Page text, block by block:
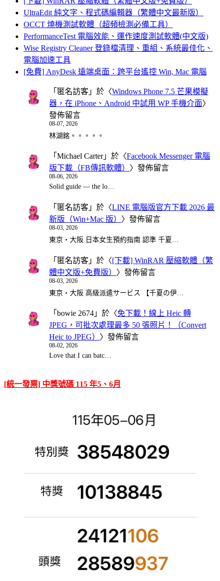
UltraEdit 純文字、程式碼編輯器（繁體中文最新版）
OCCT 燒機測試軟體（超頻檢測必備工具）
PerformanceTest 電腦效能、運作速度測試軟體(中文版)
Wise Registry Cleaner 登錄檔清理、重組、系統最佳化、
電腦加速工具
[免費] AnyDesk 遠端桌面：跨平台遙控 Win, Mac 電腦
「 匿名訪客 」於〈Windows Phone 7.5 芒果模擬
器，在 iPhone、Android 中試用 WP 手機介面〉
發佈留言
08-07, 2026
林湖銘。。。。。
「 Michael Carter」於〈Facebook Messenger 電腦
版下載（FB傳訊軟體） 〉發佈留言
08-06, 2026
Solid guide — the lo…
「 匿名訪客 」於〈LINE 電腦版官方下載 2026 最
新版（Win+Mac 版） 〉發佈留言
08-03, 2026
東京・大阪 日本女生預約指南 認準 千夏…
「 匿名訪客 」於〈[下載] WinRAR 壓縮軟體（繁
體中文版+免費版） 〉發佈留言
08-03, 2026
東京・大阪 高級派遣サービス 【千夏の伊…
「 bowie 2674 」於〈免下載！線上 Heic 轉
JPEG，可批次處理最多 50 張照片！（Convert
Heic to JPEG） 〉發佈留言
08-02, 2026
Love that I can batc…
[統一發票] 中獎號碼 115 年5、6月